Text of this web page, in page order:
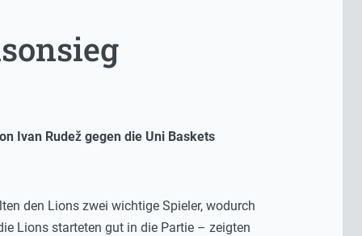
Ivan Rudež gegen die Uni Baskets
den Lions zwei wichtige Spieler, wodurch
Lions starteten gut in die Partie – zeigten